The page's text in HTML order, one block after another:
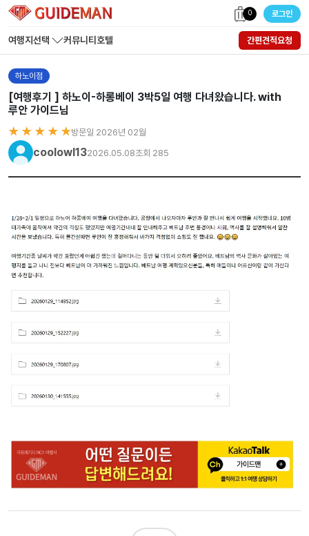
0 로그인
여행지선택 커뮤니티 호텔 간편견적요청
하노이점
[여행후기 ] 하노이-하롱베이 3박5일 여행 다녀왔습니다. with
루안 가이드님
★ ★ ★ ★ ★방문일 2026년 02월
coolowl132026.05.08조회 285